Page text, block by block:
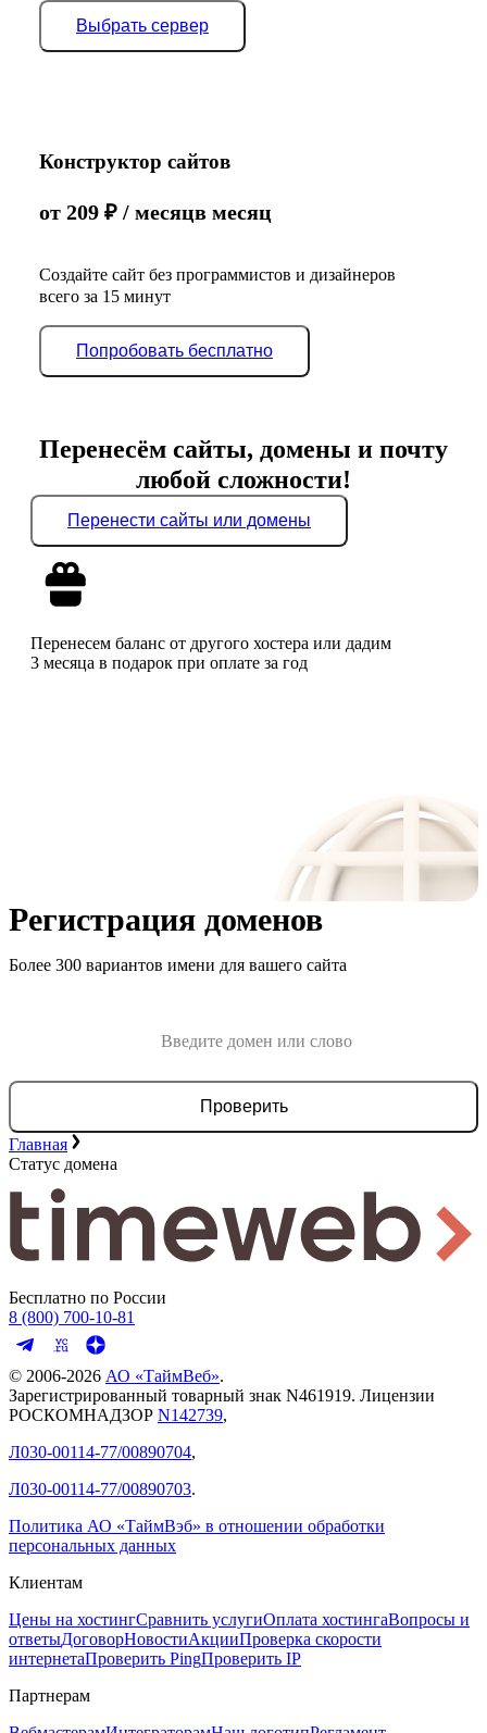
Выбрать сервер
Конструктор сайтов
Создайте сайт без программистов и дизайнеров
всего за 15 минут
от 209 ₽ / месяцв месяц
Попробовать бесплатно
Перенесём сайты, домены и почту
любой сложности!
Перенести сайты или домены
Перенесем баланс от другого хостера или дадим
3 месяца в подарок при оплате за год
Регистрация доменов
Более 300 вариантов имени для вашего сайта
Проверить
Главная
Статус домена
Бесплатно по России
8 (800) 700-10-81
© 2006-2026 АО «ТаймВеб».
Зарегистрированный товарный знак N461919. Лицензии
РОСКОМНАДЗОР N142739,
Л030-00114-77/00890704,
Л030-00114-77/00890703.
Политика АО «ТаймВэб» в отношении обработки
персональных данных
Клиентам
Цены на хостингСравнить услугиОплата хостингаВопросы и
ответыДоговорНовостиАкцииПроверка скорости
интернетаПроверить PingПроверить IP
Партнерам